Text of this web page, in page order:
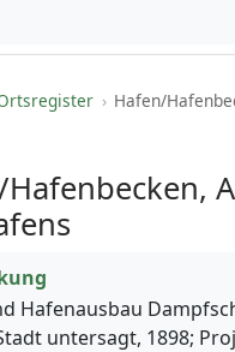
› Hafen/
Hafenausbau
untersagt, 1898;